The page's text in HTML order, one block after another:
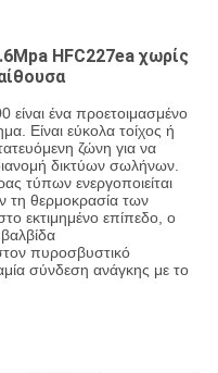
HFC227ea χωρίς
ένα προετοιμασμένο
Είναι εύκολα τοίχος ή
ζώνη για να
δικτύων σωλήνων.
τύπων ενεργοποιείται
τη θερμοκρασία των
εκτιμημένο επίπεδο, ο
πυροσβυστικό
σύνδεση ανάγκης με το